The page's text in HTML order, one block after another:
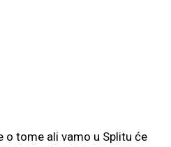
o tome ali vamo u Splitu će